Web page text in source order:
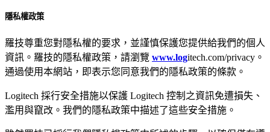
隱私權政策
羅技尊重您對隱私權的要求，並謹慎保護您提供給我們的個人
資訊。羅技的隱私權政策，請瀏覽 www.logitech.com/privacy。
通過使用本網站，即表示您同意我們的隱私政策的條款。
Logitech 採行安全措施以保護 Logitech 控制之資訊免遭損失、
濫用與竄改。我們的隱私政策中描述了這些安全措施。